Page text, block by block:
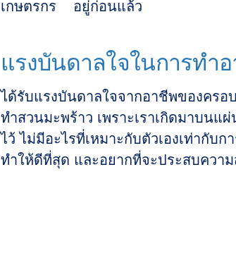
เกษตรกร อยู่ก่อนแล้ว
แรงบันดาลใจในการทำ
ได้รับแรงบันดาลใจจากอาชีพของครอ
ทำสวนมะพร้าว เพราะเราเกิดมาบนแ
ไว้ ไม่มีอะไรที่เหมาะกับตัวเองเท่ากับก
ทำให้ดีที่สุด และอยากที่จะประสบความ